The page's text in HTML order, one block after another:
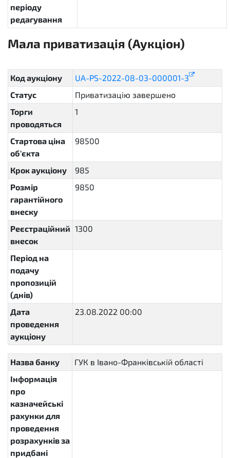
періоду
редагування
Мала приватизація (Аукціон)
Код аукціону
UA-PS-2022-08-03-000001-3
Статус
Приватизацію завершено
Торги
проводяться
1
Стартова ціна
об'єкта
98500
Крок аукціону
985
Розмір
гарантійного
внеску
9850
Реєстраційний
внесок
1300
Період на
подачу
пропозицій
(днів)
Дата
проведення
аукціону
23.08.2022 00:00
Назва банку
ГУК в Івано-Франківській області
Інформація
про
казначейські
рахунки для
проведення
розрахунків за
придбані